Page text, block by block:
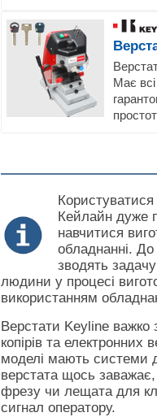
Має всі
Кейлайн дуже
навчитися
обладнанні.
зводять
людини у процесі
використанням
Верстати Keyline важко
копірів та електронних
моделі мають системи
верстата щось
фрезу чи лещата для
сигнал оператору.